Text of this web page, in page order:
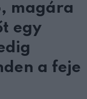
magára
egy
a feje